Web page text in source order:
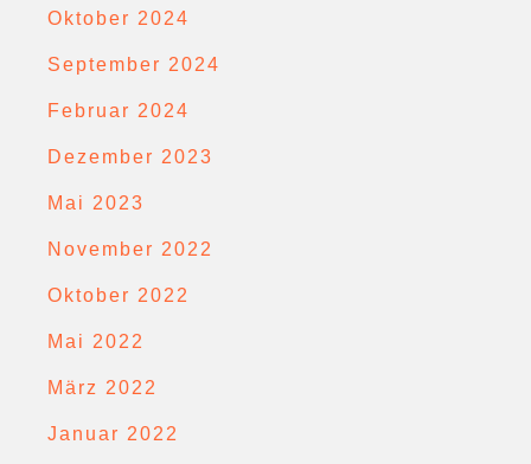
Oktober 2024
September 2024
Februar 2024
Dezember 2023
Mai 2023
November 2022
Oktober 2022
Mai 2022
März 2022
Januar 2022